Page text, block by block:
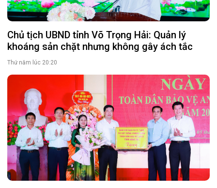
Chủ tịch UBND tỉnh Võ Trọng Hải: Quản lý
khoáng sản chặt nhưng không gây ách tắc
Thứ năm lúc 20:20